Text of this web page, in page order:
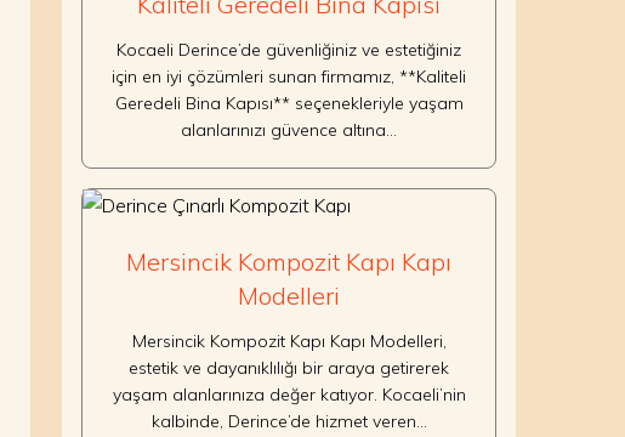
Kocaeli Derince’de güvenliğiniz ve estetiğiniz
için en iyi çözümleri sunan firmamız, **Kaliteli
Geredeli Bina Kapısı** seçenekleriyle yaşam
alanlarınızı güvence altına…
Mersincik Kompozit Kapı Kapı
Modelleri
Mersincik Kompozit Kapı Kapı Modelleri,
estetik ve dayanıklılığı bir araya getirerek
yaşam alanlarınıza değer katıyor. Kocaeli’nin
kalbinde, Derince’de hizmet veren…